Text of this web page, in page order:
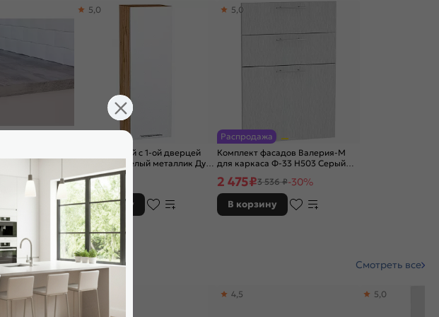
Шкаф верхний с 1-ой дверцей
Валерия-М Белый металлик Дуб
Вотан 920*300*318
5,0
4 395₽
В корзину
Распродажа
Комплект фасадов Валерия-М
для каркаса Ф-33 Н503 Серый
5,0
2 475₽3 536 ₽-30%
В корзину
Смотреть все
4,8 4,5 5,0